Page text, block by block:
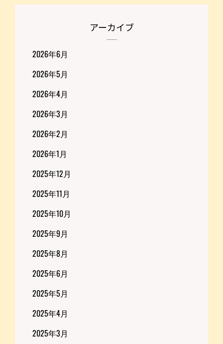
アーカイブ
2026年6月
2026年5月
2026年4月
2026年3月
2026年2月
2026年1月
2025年12月
2025年11月
2025年10月
2025年9月
2025年8月
2025年6月
2025年5月
2025年4月
2025年3月